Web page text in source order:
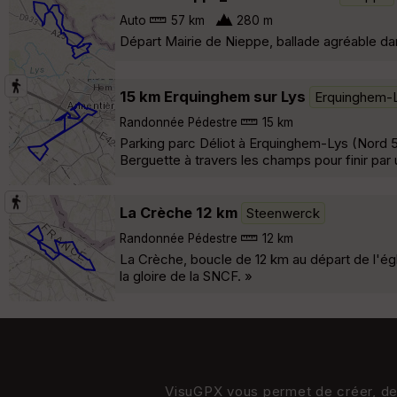
Auto 57 km 280 m
Départ Mairie de Nieppe, ballade agréable
15 km Erquinghem sur Lys Erquinghem-
Randonnée Pédestre 15 km
Parking parc Déliot à Erquinghem-Lys (Nord
Berguette à travers les champs pour finir
La Crèche 12 km Steenwerck
Randonnée Pédestre 12 km
La Crèche, boucle de 12 km au départ de
la gloire de la SNCF. »
VisuGPX vous permet de créer,